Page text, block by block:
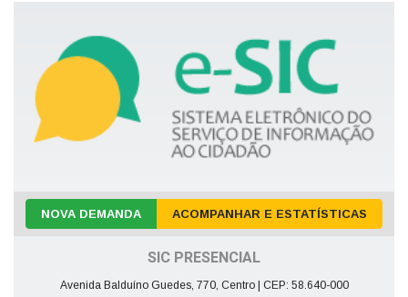
NOVA DEMANDA ACOMPANHAR E ESTATÍSTICAS
SIC PRESENCIAL
Avenida Balduíno Guedes, 770, Centro | CEP: 58.640-000